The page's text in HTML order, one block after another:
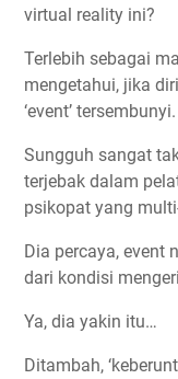
virtual reality ini?
Terlebih sebagai
mengetahui, jika
‘event’ tersembunyi.
Sungguh sangat
terjebak dalam
psikopat yang
Dia percaya, event
dari kondisi
Ya, dia yakin itu…
Ditambah,